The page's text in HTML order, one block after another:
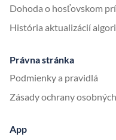
Dohoda o hosťovskom
História aktualizácií
Právna stránka
Podmienky a pravidlá
Zásady ochrany
App